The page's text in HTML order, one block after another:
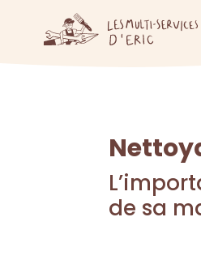
de sa